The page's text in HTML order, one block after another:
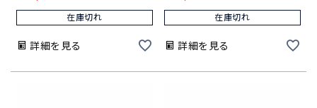
在庫切れ
詳細を見る
在庫切れ
詳細を見る